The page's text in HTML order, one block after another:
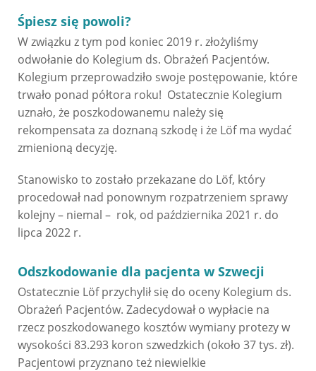
Śpiesz się powoli?
W związku z tym pod koniec 2019 r. złożyliśmy
odwołanie do Kolegium ds. Obrażeń Pacjentów.
Kolegium przeprowadziło swoje postępowanie, które
trwało ponad półtora roku! Ostatecznie Kolegium
uznało, że poszkodowanemu należy się
rekompensata za doznaną szkodę i że Löf ma wydać
zmienioną decyzję.
Stanowisko to zostało przekazane do Löf, który
procedował nad ponownym rozpatrzeniem sprawy
kolejny – niemal – rok, od października 2021 r. do
lipca 2022 r.
Odszkodowanie dla pacjenta w Szwecji
Ostatecznie Löf przychylił się do oceny Kolegium ds.
Obrażeń Pacjentów. Zadecydował o wypłacie na
rzecz poszkodowanego kosztów wymiany protezy w
wysokości 83.293 koron szwedzkich (około 37 tys. zł).
Pacjentowi przyznano też niewielkie